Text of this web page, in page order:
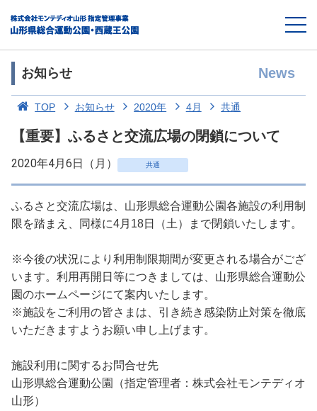
お知らせ News
TOP お知らせ 2020年 4月 共通
【重要】ふるさと交流広場の閉鎖について
2020年4月6日（月） 共通
ふるさと交流広場は、山形県総合運動公園各施設の利用制
限を踏まえ、同様に4月18日（土）まで閉鎖いたします。
※今後の状況により利用制限期間が変更される場合がござ
います。利用再開日等につきましては、山形県総合運動公
園のホームページにて案内いたします。
※施設をご利用の皆さまは、引き続き感染防止対策を徹底
いただきますようお願い申し上げます。
施設利用に関するお問合せ先
山形県総合運動公園（指定管理者：株式会社モンテディオ
山形）